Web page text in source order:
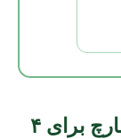
مواد لازم برای ساندویچ مرغ و قارچ برای ۴